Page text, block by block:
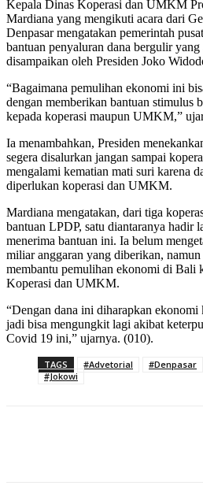
Kepala Dinas Koperasi dan UMKM
Mardiana yang mengikuti acara dari
Denpasar mengatakan pemerintah
bantuan penyaluran dana bergulir yang
disampaikan oleh Presiden Joko
“Bagaimana pemulihan ekonomi ini
dengan memberikan bantuan stimulus
kepada koperasi maupun UMKM,”
Ia menambahkan, Presiden
segera disalurkan jangan sampai
mengalami kematian mati suri karena
diperlukan koperasi dan UMKM.
Mardiana mengatakan, dari tiga
bantuan LPDP, satu diantaranya hadir
menerima bantuan ini. Ia belum
miliar anggaran yang diberikan,
membantu pemulihan ekonomi di Bali
Koperasi dan UMKM.
“Dengan dana ini diharapkan ekonomi
jadi bisa mengungkit lagi akibat
Covid 19 ini,” ujarnya. (010).
TAGS #Advetorial #Denpasar
#Jokowi